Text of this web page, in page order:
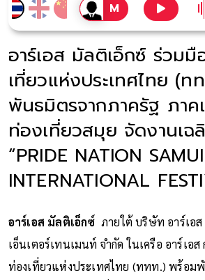
อาร์เอส มัลติเอ็กซ์ ร่วม
เที่ยวแห่งประเทศไทย (
พันธมิตรจากภาครัฐ ภาค
ท่องเที่ยวสมุย จัดงานเฉ
“PRIDE NATION SAMUI
INTERNATIONAL
อาร์เอส มัลติเอ็กซ์ ภายใต้ บริษัท อาร์เอ
เอ็นเตอร์เทนเมนท์ จำกัด ในเครือ อาร์เอ
ท่องเที่ยวแห่งประเทศไทย (ททท.) พร้อม